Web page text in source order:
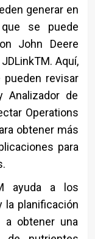
generar en
se puede
John Deere
Aquí,
revisar
Analizador de
Operations
obtener más
para
ayuda a los
la planificación
a obtener una